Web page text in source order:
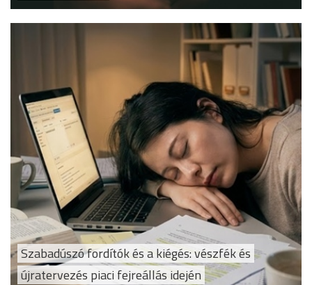
Szabadúszó fordítók és a kiégés: vészfék és
újratervezés piaci fejreállás idején